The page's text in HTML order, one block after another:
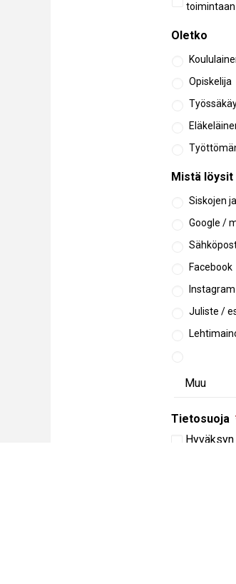
toimintaan
Oletko
Opiskelija
Mistä
Siskojen
Google /
Facebook
Instagram
Juliste /
Tietosuoja